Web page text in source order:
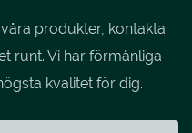
produkter, kontakta
runt. Vi har förmånliga
kvalitet för dig.